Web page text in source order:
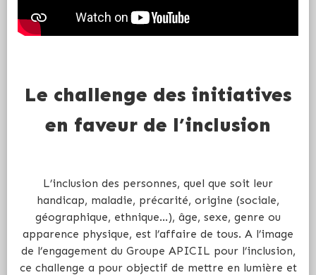
Le challenge des initiatives
en faveur de l’inclusion
L’inclusion des personnes, quel que soit leur
handicap, maladie, précarité, origine (sociale,
géographique, ethnique…), âge, sexe, genre ou
apparence physique, est l’affaire de tous. A l’image
de l’engagement du Groupe APICIL pour l’inclusion,
ce challenge a pour objectif de mettre en lumière et